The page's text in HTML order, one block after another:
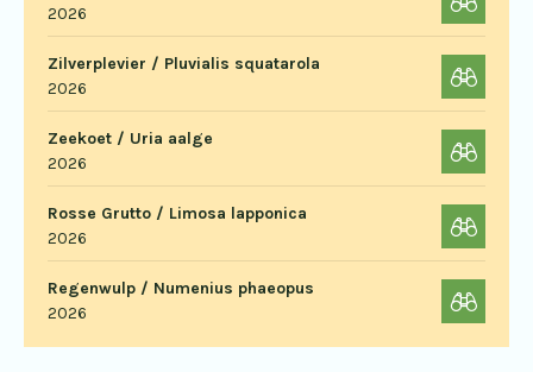
2026
Zilverplevier / Pluvialis squatarola
2026
Zeekoet / Uria aalge
2026
Rosse Grutto / Limosa lapponica
2026
Regenwulp / Numenius phaeopus
2026